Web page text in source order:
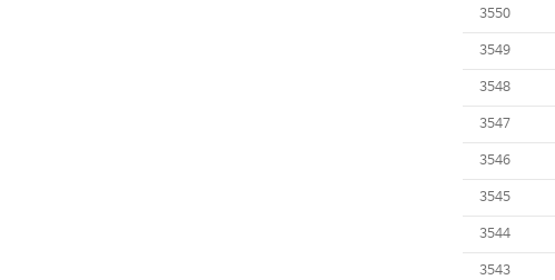
3550
3549
3548
3547
3546
3545
3544
3543